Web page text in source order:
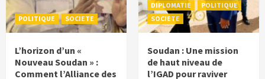
POLITIQUE SOCIETE
L’horizon d’un «
Nouveau Soudan » :
Comment l’Alliance des
DIPLOMATIE
POLITIQUE
SOCIETE
Soudan : Une mission
de haut niveau de
l’IGAD pour raviver